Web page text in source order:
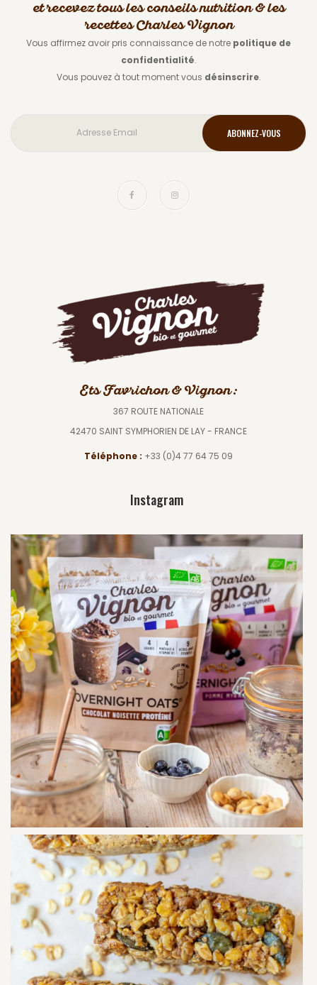
et recevez tous les conseils nutrition & les
recettes Charles Vignon
Vous affirmez avoir pris connaissance de notre politique de
confidentialité.
Vous pouvez à tout moment vous désinscrire.
Ets Favrichon & Vignon :
367 ROUTE NATIONALE
42470 SAINT SYMPHORIEN DE LAY - FRANCE
Téléphone : +33 (0)4 77 64 75 09
Instagram